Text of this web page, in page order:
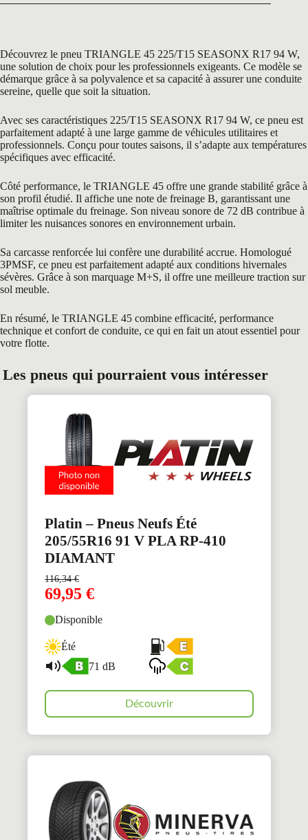
Découvrez le pneu TRIANGLE 45 225/T15 SEASONX R17 94 W,
une solution de choix pour les professionnels exigeants. Ce modèle se
démarque grâce à sa polyvalence et sa capacité à assurer une conduite
sereine, quelle que soit la situation.
Avec ses caractéristiques 225/T15 SEASONX R17 94 W, ce pneu est
parfaitement adapté à une large gamme de véhicules utilitaires et
professionnels. Conçu pour toutes saisons, il s’adapte aux températures
spécifiques avec efficacité.
Côté performance, le TRIANGLE 45 offre une grande stabilité grâce à
son profil étudié. Il affiche une note de freinage B, garantissant une
maîtrise optimale du freinage. Son niveau sonore de 72 dB contribue à
limiter les nuisances sonores en environnement urbain.
Sa carcasse renforcée lui confère une durabilité accrue. Homologué
3PMSF, ce pneu est parfaitement adapté aux conditions hivernales
sévères. Grâce à son marquage M+S, il offre une meilleure traction sur
sol meuble.
En résumé, le TRIANGLE 45 combine efficacité, performance
technique et confort de conduite, ce qui en fait un atout essentiel pour
votre flotte.
Les pneus qui pourraient vous intéresser
Platin – Pneus Neufs Été
205/55R16 91 V PLA RP-410
DIAMANT
116,34€
69,95 €
Disponible
Été
71 dB
Découvrir